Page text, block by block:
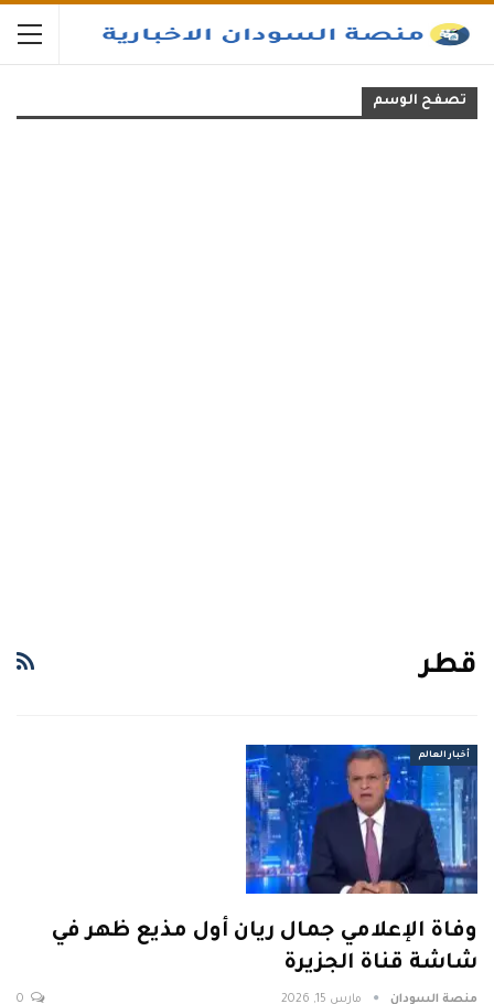
تصفح الوسم
قطر
أخبار العالم
وفاة الإعلامي جمال ريان أول مذيع ظهر في
شاشة قناة الجزيرة
منصة السودان مارس 15, 2026